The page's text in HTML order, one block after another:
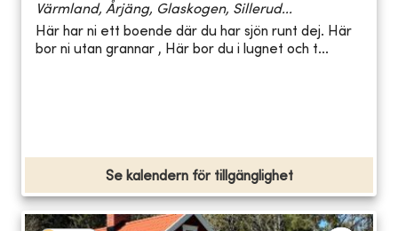
Värmland, Årjäng, Glaskogen, Sillerud...
Här har ni ett boende där du har sjön runt dej. Här
bor ni utan grannar , Här bor du i lugnet och t...
Se kalendern för tillgänglighet